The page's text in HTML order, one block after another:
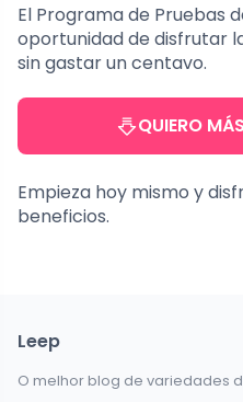
El Programa de Pruebas
oportunidad de disfrutar
sin gastar un centavo.
QUIERO
Empieza hoy mismo y
beneficios.
Leep
O melhor blog de variedades